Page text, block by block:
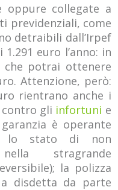
oppure collegate a
previdenziali, come
detraibili dall’Irpef
euro l’anno: in
che potrai ottenere
Attenzione, però:
rientrano anche i
gli infortuni e
è operante
lo stato di non
stragrande
la polizza
disdetta da parte